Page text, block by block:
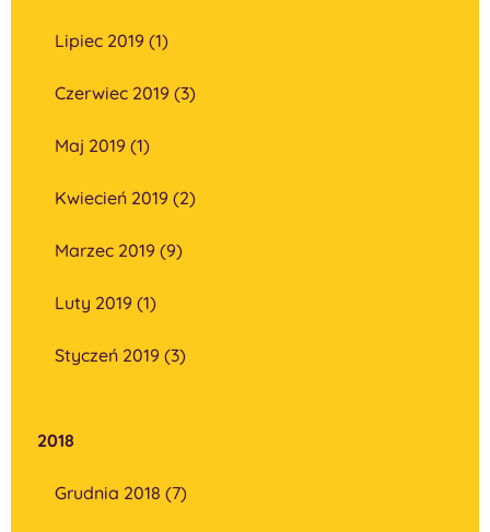
Lipiec 2019 (1)
Czerwiec 2019 (3)
Maj 2019 (1)
Kwiecień 2019 (2)
Marzec 2019 (9)
Luty 2019 (1)
Styczeń 2019 (3)
2018
Grudnia 2018 (7)